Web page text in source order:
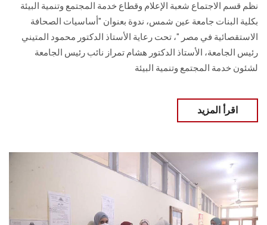
نظم قسم الاجتماع شعبة الإعلام وقطاع خدمة المجتمع وتنمية البيئة
بكلية البنات جامعة عين شمس، ندوة بعنوان "أساسيات الصحافة
الاستقصائية في مصر "، تحت رعاية الأستاذ الدكتور محمود المتيني
رئيس الجامعة، الأستاذ الدكتور هشام تمراز نائب رئيس الجامعة
لشئون خدمة المجتمع وتنمية البيئة
اقرأ المزيد